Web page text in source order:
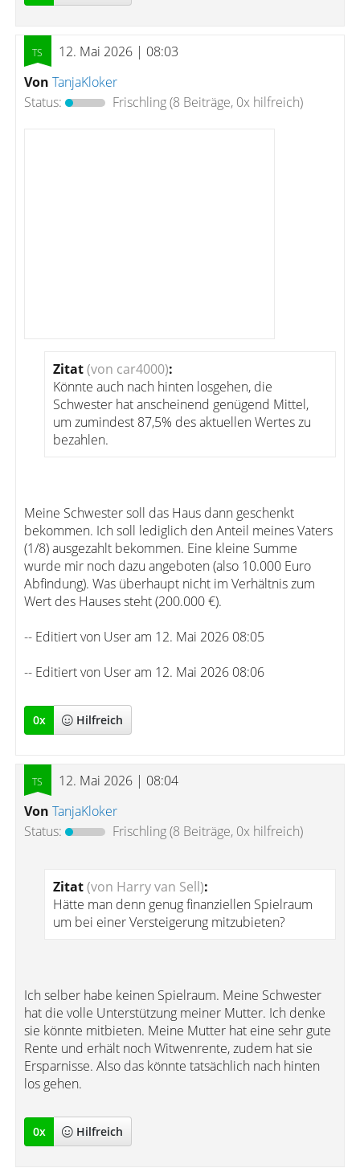
12. Mai 2026 | 08:03
Von TanjaKloker
Status:
Frischling(8 Beiträge, 0x hilfreich)
Zitat(von car4000):
Könnte auch nach hinten losgehen, die
Schwester hat anscheinend genügend Mittel,
um zumindest 87,5% des aktuellen Wertes zu
bezahlen.
Meine Schwester soll das Haus dann geschenkt
bekommen. Ich soll lediglich den Anteil meines Vaters
(1/8) ausgezahlt bekommen. Eine kleine Summe
wurde mir noch dazu angeboten (also 10.000 Euro
Abfindung). Was überhaupt nicht im Verhältnis zum
Wert des Hauses steht (200.000 €).
-- Editiert von User am 12. Mai 2026 08:05
-- Editiert von User am 12. Mai 2026 08:06
0x Hilfreich
12. Mai 2026 | 08:04
Von TanjaKloker
Status:
Frischling(8 Beiträge, 0x hilfreich)
Zitat(von Harry van Sell):
Hätte man denn genug finanziellen Spielraum
um bei einer Versteigerung mitzubieten?
Ich selber habe keinen Spielraum. Meine Schwester
hat die volle Unterstützung meiner Mutter. Ich denke
sie könnte mitbieten. Meine Mutter hat eine sehr gute
Rente und erhält noch Witwenrente, zudem hat sie
Ersparnisse. Also das könnte tatsächlich nach hinten
los gehen.
0x Hilfreich